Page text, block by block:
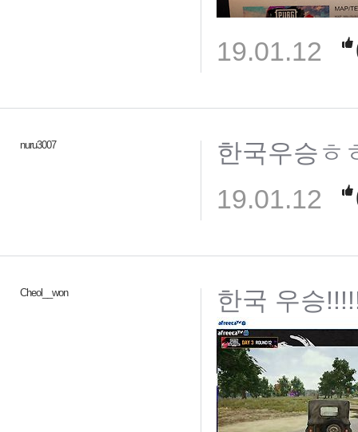
19.01.12
nuru3007 한국우승ㅎ
19.01.12
Cheol__won 한국 우승